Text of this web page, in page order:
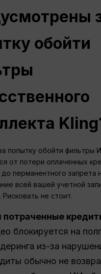
обойти
попытку обойти фильтры
от потери оплаченных
перманентного запрета
всей вашей учетной
не стоит.
потраченные
блокируется на
из-за
обычно не